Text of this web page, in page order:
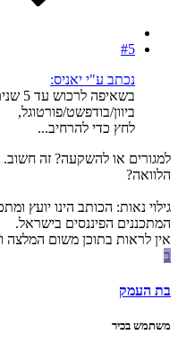
#5
נכתב ע"י יאניס:
ביוון/בודפשט/פורטוגל,
לחץ כדי להרחיב...
למגורים או להשקעה? זה
הלוואה?
המתכננים הפיננסים בישראל.
אין לראות בתוכן משום המלצה
ב
בת העמק
משתמש בכיר